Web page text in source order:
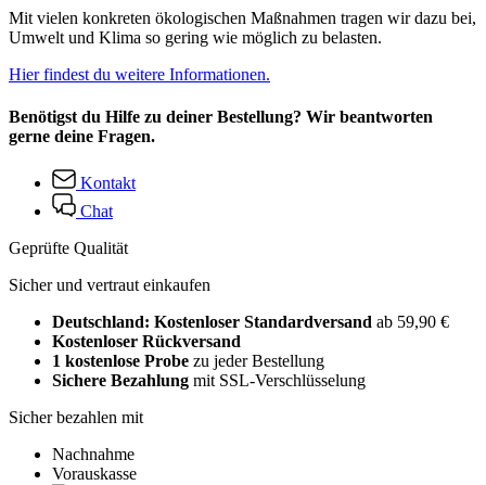
Mit vielen konkreten ökologischen Maßnahmen tragen wir dazu bei,
Umwelt und Klima so gering wie möglich zu belasten.
Hier findest du weitere Informationen.
Benötigst du Hilfe zu deiner Bestellung? Wir beantworten
gerne deine Fragen.
Kontakt
Chat
Geprüfte Qualität
Sicher und vertraut einkaufen
Deutschland: Kostenloser Standardversand ab 59,90 €
Kostenloser Rückversand
1 kostenlose Probe zu jeder Bestellung
Sichere Bezahlung mit SSL-Verschlüsselung
Sicher bezahlen mit
Nachnahme
Vorauskasse